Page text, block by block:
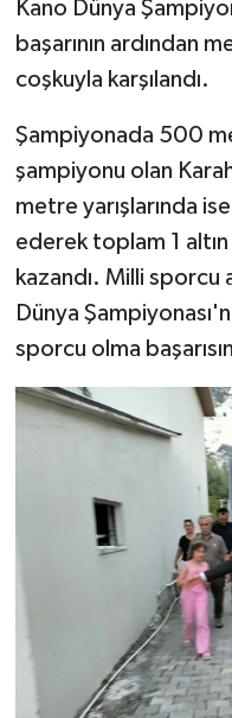
Kano Dünya
başarının ardından
coşkuyla karşılandı.
Şampiyonada 500
şampiyonu olan
metre yarışlarında
ederek toplam 1
kazandı. Milli sporcu
Dünya
sporcu olma